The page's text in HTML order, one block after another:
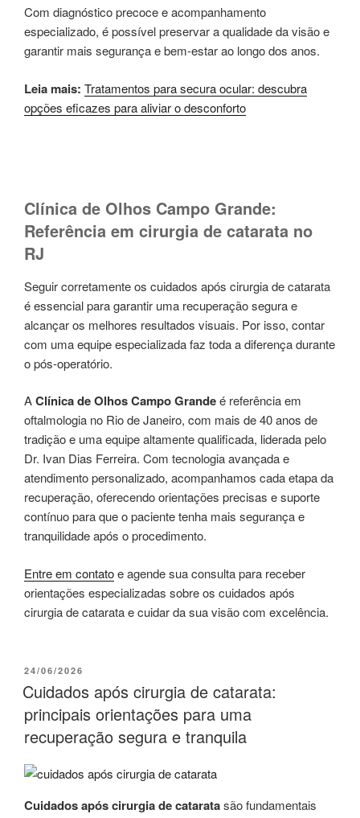
Com diagnóstico precoce e acompanhamento
especializado, é possível preservar a qualidade da visão e
garantir mais segurança e bem-estar ao longo dos anos.
Leia mais: Tratamentos para secura ocular: descubra
opções eficazes para aliviar o desconforto
Clínica de Olhos Campo Grande:
Referência em cirurgia de catarata no
RJ
Seguir corretamente os cuidados após cirurgia de catarata
é essencial para garantir uma recuperação segura e
alcançar os melhores resultados visuais. Por isso, contar
com uma equipe especializada faz toda a diferença durante
o pós-operatório.
AClínica de Olhos Campo Grandeé referência em
oftalmologia no Rio de Janeiro, com mais de 40 anos de
tradição e uma equipe altamente qualificada, liderada pelo
Dr. Ivan Dias Ferreira. Com tecnologia avançada e
atendimento personalizado, acompanhamos cada etapa da
recuperação, oferecendo orientações precisas e suporte
contínuo para que o paciente tenha mais segurança e
tranquilidade após o procedimento.
Entre em contatoe agende sua consulta para receber
orientações especializadas sobre os cuidados após
cirurgia de catarata e cuidar da sua visão com excelência.
PUBLICADO
EM
24/06/2026
Cuidados após cirurgia de catarata:
principais orientações para uma
recuperação segura e tranquila
Cuidados após cirurgia de cataratasão fundamentais